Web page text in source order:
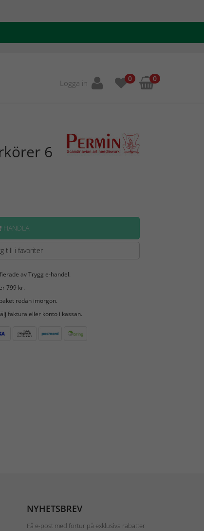
Logga in 0 0
6
HANDLA
till i favoriter
av Trygg e-handel.
799 kr.
redan imorgon.
faktura eller konto i kassan.
NYHETSBREV
Få e-post med förtur på exklusiva rabatter